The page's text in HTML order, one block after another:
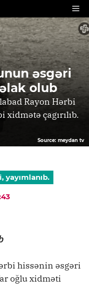
əsgəri
olub
Rayon Hərbi
çagırılıb.
Source: meydan tv
yayımlanıb.
hissənin əsgəri
oğlu xidməti